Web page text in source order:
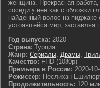
женщина. Прекрасная
соседи у нее как с обложки
найденный волос на пиджаке
устоявшейся мир, заставляя
Год выпуска: 2020
Страна: Турция
Жанр: Сериалы, Драмы,
Качество: FHD (1080p)
Премьера в России: 2020-
Режиссер: Неслихан
Продолжительность: 120